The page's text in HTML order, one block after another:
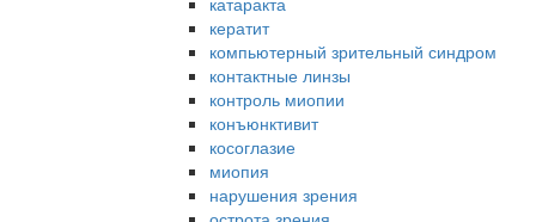
кератит
компьютерный зрительный синдром
контактные линзы
контроль миопии
конъюнктивит
косоглазие
миопия
нарушения зрения